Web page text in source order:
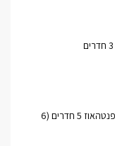
למכירה ברחוב נחל דן מיני פנטהאוז 5 חדרים (6